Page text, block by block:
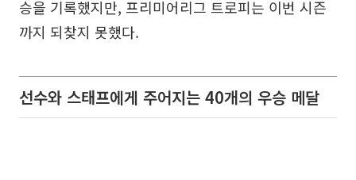
승을 기록했지만, 프리미어리그 트로피는 이번 시즌
까지 되찾지 못했다.
선수와 스태프에게 주어지는 40개의 우승 메달